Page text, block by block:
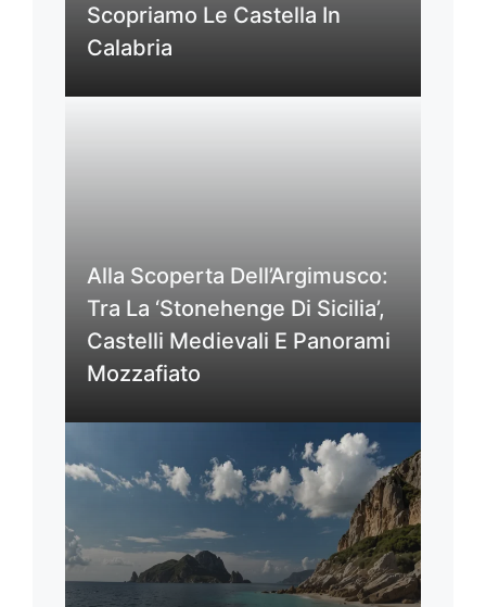
Scopriamo Le Castella In
Calabria
Alla Scoperta Dell’Argimusco:
Tra La ‘Stonehenge Di Sicilia’,
Castelli Medievali E Panorami
Mozzafiato